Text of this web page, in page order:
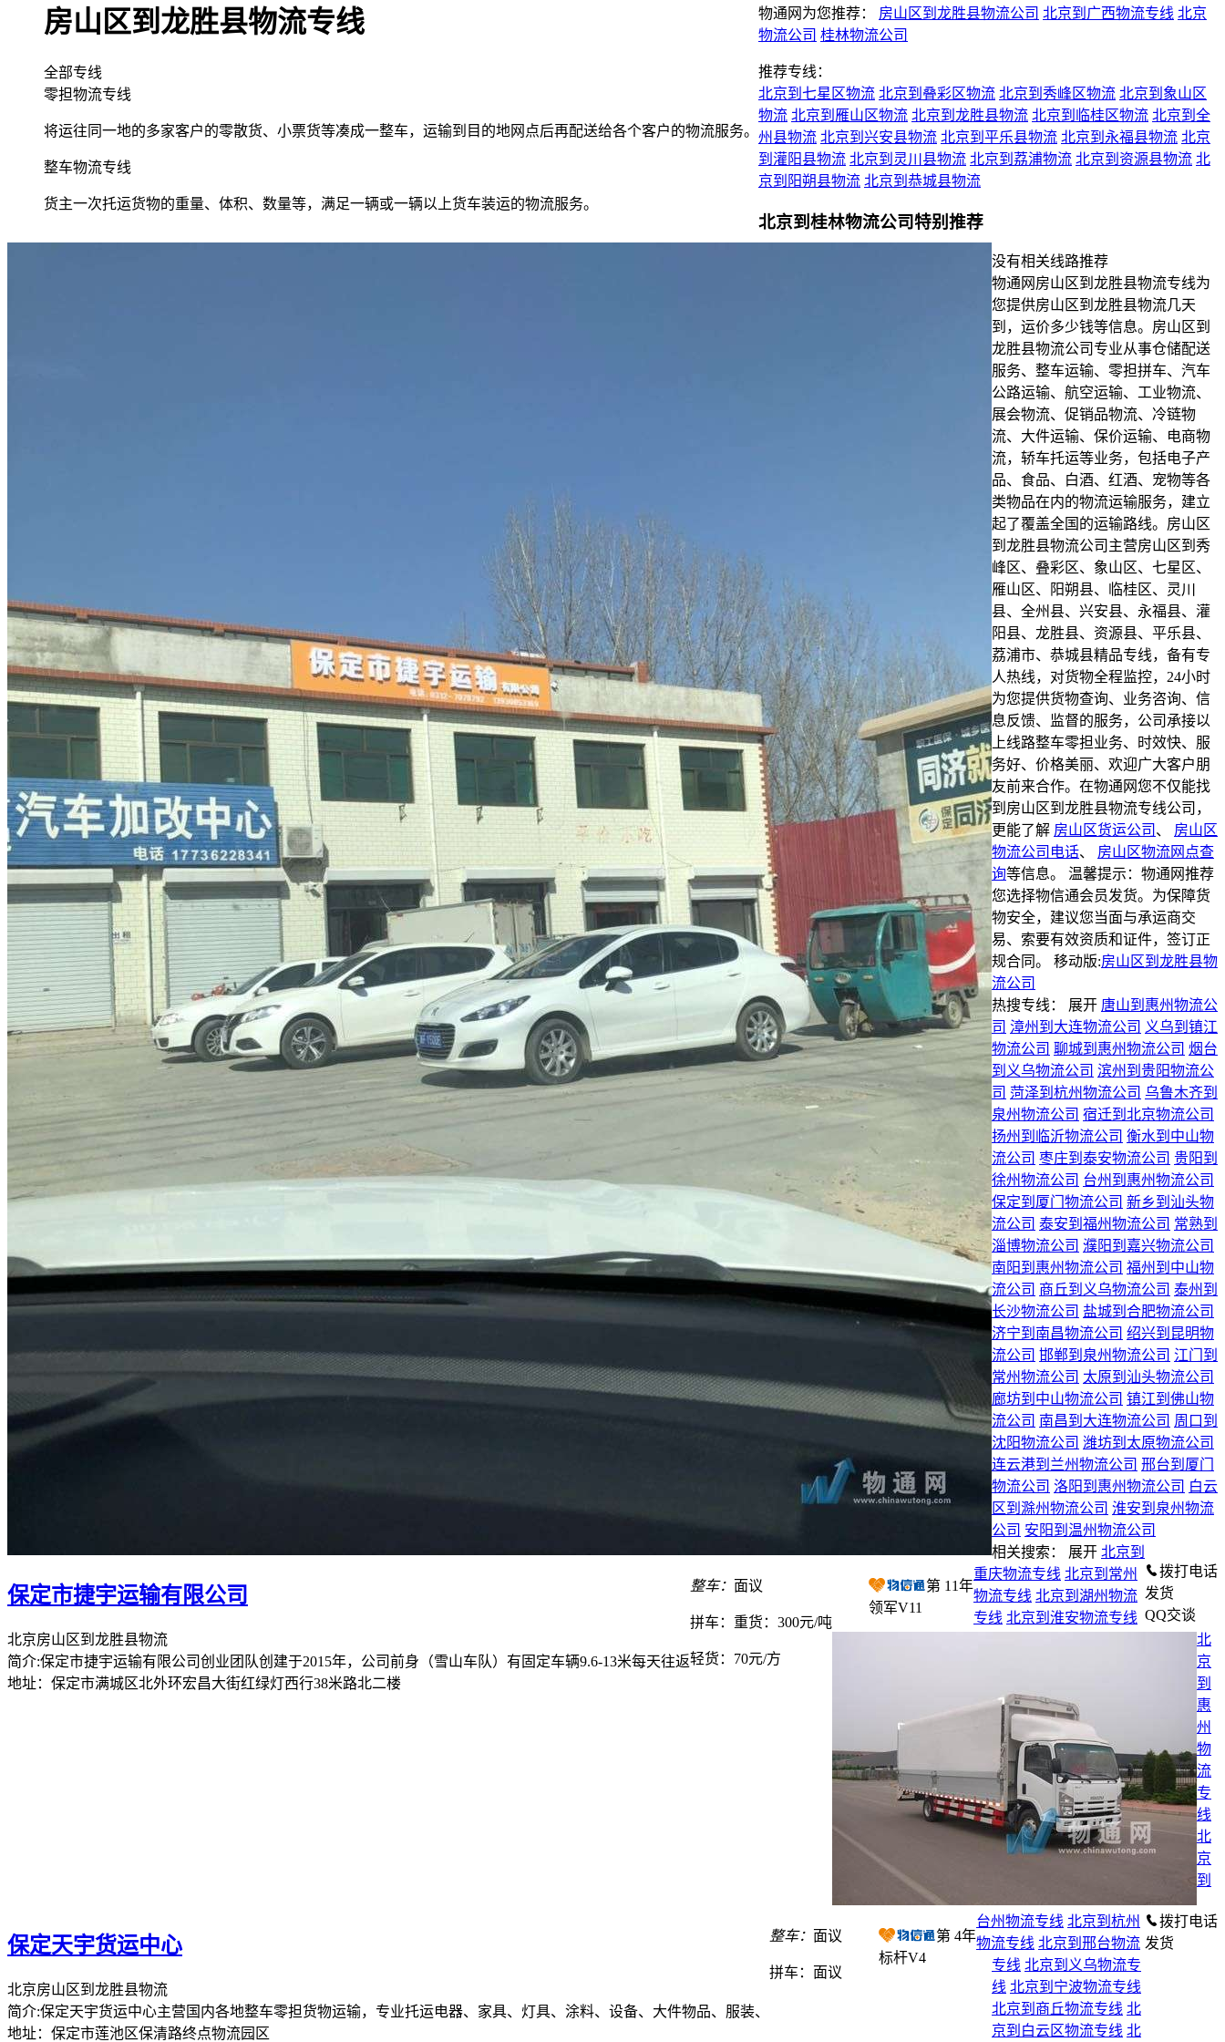
房山区到龙胜县物流专线
全部专线
零担物流专线
将运往同一地的多家客户的零散货、小票货等凑成一整车，运输到目的地网点后再配送给各个客户的物流服务。
整车物流专线
货主一次托运货物的重量、体积、数量等，满足一辆或一辆以上货车装运的物流服务。
保定市捷宇运输有限公司
北京房山区到龙胜县物流
简介:保定市捷宇运输有限公司创业团队创建于2015年，公司前身（雪山车队）有固定车辆9.6-13米每天往返
地址：保定市满城区北外环宏昌大街红绿灯西行38米路北二楼
整车： 面议
拼车： 重货：300元/吨
轻货： 70元/方
第 11年
领军V11
拨打电话
发货
QQ交谈
保定天宇货运中心
北京房山区到龙胜县物流
简介:保定天宇货运中心主营国内各地整车零担货物运输，专业托运电器、家具、灯具、涂料、设备、大件物品、服装、
地址：保定市莲池区保清路终点物流园区
整车： 面议
拼车： 面议
第 4年
标杆V4
拨打电话
发货
物通网为您推荐： 房山区到龙胜县物流公司 北京到广西物流专线 北京
物流公司 桂林物流公司
推荐专线：
北京到七星区物流 北京到叠彩区物流 北京到秀峰区物流 北京到象山区
物流 北京到雁山区物流 北京到龙胜县物流 北京到临桂区物流 北京到全
州县物流 北京到兴安县物流 北京到平乐县物流 北京到永福县物流 北京
到灌阳县物流 北京到灵川县物流 北京到荔浦物流 北京到资源县物流 北
京到阳朔县物流 北京到恭城县物流
北京到桂林物流公司特别推荐
没有相关线路推荐
物通网房山区到龙胜县物流专线为
您提供房山区到龙胜县物流几天
到，运价多少钱等信息。房山区到
龙胜县物流公司专业从事仓储配送
服务、整车运输、零担拼车、汽车
公路运输、航空运输、工业物流、
展会物流、促销品物流、冷链物
流、大件运输、保价运输、电商物
流，轿车托运等业务，包括电子产
品、食品、白酒、红酒、宠物等各
类物品在内的物流运输服务，建立
起了覆盖全国的运输路线。房山区
到龙胜县物流公司主营房山区到秀
峰区、叠彩区、象山区、七星区、
雁山区、阳朔县、临桂区、灵川
县、全州县、兴安县、永福县、灌
阳县、龙胜县、资源县、平乐县、
荔浦市、恭城县精品专线，备有专
人热线，对货物全程监控，24小时
为您提供货物查询、业务咨询、信
息反馈、监督的服务，公司承接以
上线路整车零担业务、时效快、服
务好、价格美丽、欢迎广大客户朋
友前来合作。在物通网您不仅能找
到房山区到龙胜县物流专线公司，
更能了解 房山区货运公司 、 房山区
物流公司电话、 房山区物流网点查
询等信息。 温馨提示：物通网推荐
您选择物信通会员发货。为保障货
物安全，建议您当面与承运商交
易、索要有效资质和证件，签订正
规合同。 移动版:房山区到龙胜县物
流公司
热搜专线： 展开 唐山到惠州物流公
司 漳州到大连物流公司 义乌到镇江
物流公司 聊城到惠州物流公司 烟台
到义乌物流公司 滨州到贵阳物流公
司 菏泽到杭州物流公司 乌鲁木齐到
泉州物流公司 宿迁到北京物流公司
扬州到临沂物流公司 衡水到中山物
流公司 枣庄到泰安物流公司 贵阳到
徐州物流公司 台州到惠州物流公司
保定到厦门物流公司 新乡到汕头物
流公司 泰安到福州物流公司 常熟到
淄博物流公司 濮阳到嘉兴物流公司
南阳到惠州物流公司 福州到中山物
流公司 商丘到义乌物流公司 泰州到
长沙物流公司 盐城到合肥物流公司
济宁到南昌物流公司 绍兴到昆明物
流公司 邯郸到泉州物流公司 江门到
常州物流公司 太原到汕头物流公司
廊坊到中山物流公司 镇江到佛山物
流公司 南昌到大连物流公司 周口到
沈阳物流公司 潍坊到太原物流公司
连云港到兰州物流公司 邢台到厦门
物流公司 洛阳到惠州物流公司 白云
区到滁州物流公司 淮安到泉州物流
公司 安阳到温州物流公司
相关搜索： 展开 北京到
重庆物流专线 北京到常州
物流专线 北京到湖州物流
专线 北京到淮安物流专线
北
京
到
惠
州
物
流
专
线
北
京
到
台州物流专线 北京到杭州
物流专线 北京到邢台物流
专线 北京到义乌物流专
线 北京到宁波物流专线
北京到商丘物流专线 北
京到白云区物流专线 北